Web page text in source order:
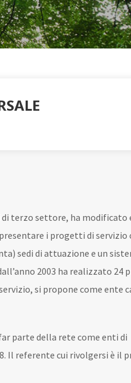
terzo settore, ha modificato
i progetti di servizio
sedi di attuazione e un
2003 ha realizzato 24
si propone come ente
parte della rete come enti di
Il referente cui rivolgersi è il